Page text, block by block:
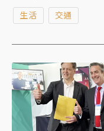
往峇里島的歐美客
月26日起開闢桃園
生活 交通